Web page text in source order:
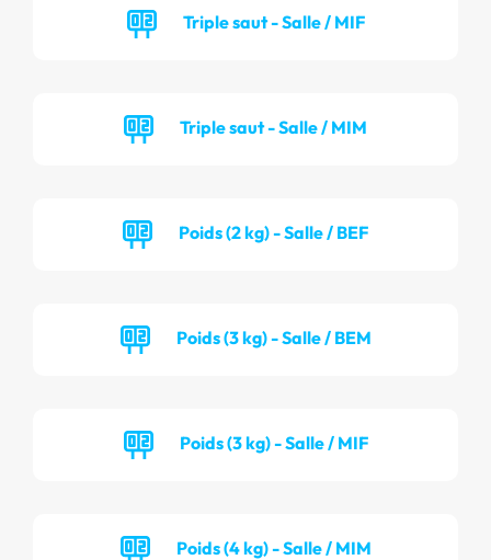
Triple saut - Salle / MIF
Triple saut - Salle / MIM
Poids (2 kg) - Salle / BEF
Poids (3 kg) - Salle / BEM
Poids (3 kg) - Salle / MIF
Poids (4 kg) - Salle / MIM